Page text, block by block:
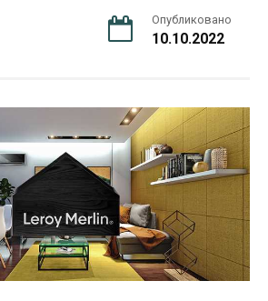
Опубликовано
10.10.2022